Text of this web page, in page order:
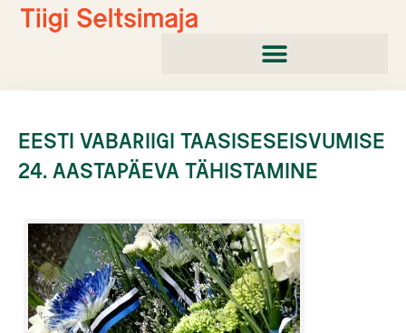
Skip
EESTI VABARIIGI TAASISESEISVUMISE
24. AASTAPÄEVA TÄHISTAMINE